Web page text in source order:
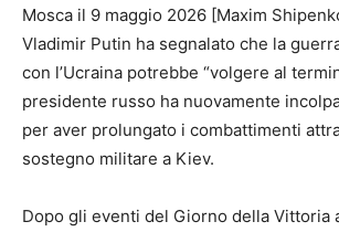
Mosca il 9 maggio 2026 [Maxim
Vladimir Putin ha segnalato che la
con l’Ucraina potrebbe “volgere al
presidente russo ha nuovamente
per aver prolungato i combattimenti
sostegno militare a Kiev.
Dopo gli eventi del Giorno della Vittoria